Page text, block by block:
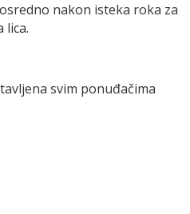
nakon isteka roka za
lica.
svim ponuđačima